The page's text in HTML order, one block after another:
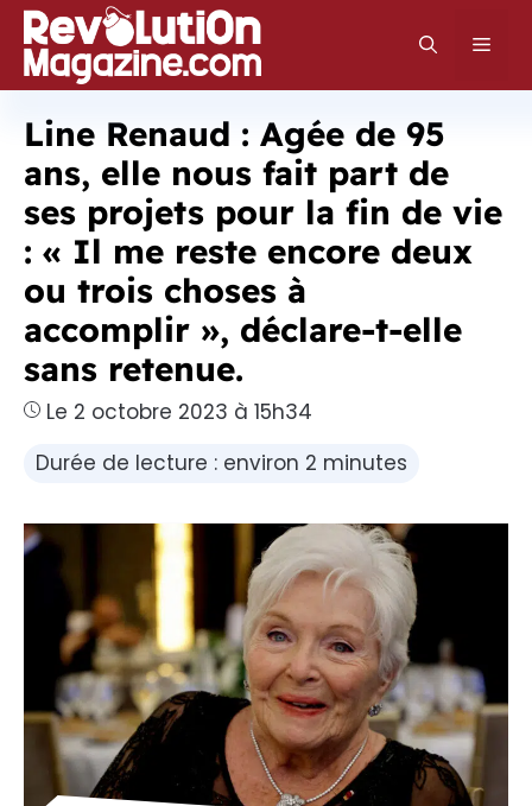
Aller
au
contenu
Line Renaud : Agée de 95
ans, elle nous fait part de
ses projets pour la fin de vie
: « Il me reste encore deux
ou trois choses à
accomplir », déclare-t-elle
sans retenue.
Le 2 octobre 2023 à 15h34
Durée de lecture : environ 2 minutes